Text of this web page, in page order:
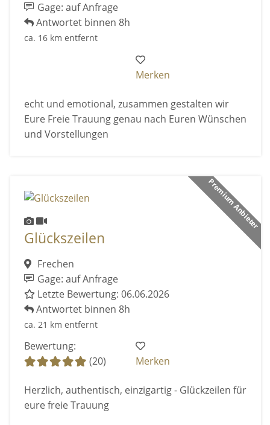
Gage: auf Anfrage
Antwortet binnen 8h
ca. 16 km entfernt
Merken
echt und emotional, zusammen gestalten wir
Eure Freie Trauung genau nach Euren Wünschen
und Vorstellungen
Premium Anbieter
Glückszeilen
Frechen
Gage: auf Anfrage
Letzte Bewertung: 06.06.2026
Antwortet binnen 8h
ca. 21 km entfernt
Bewertung:
(20)
Merken
Herzlich, authentisch, einzigartig - Glückzeilen für
eure freie Trauung